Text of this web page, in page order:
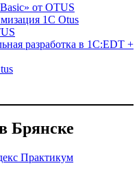
от OTUS
1С Otus
разработка в 1С:EDT +
Брянске
Практикум